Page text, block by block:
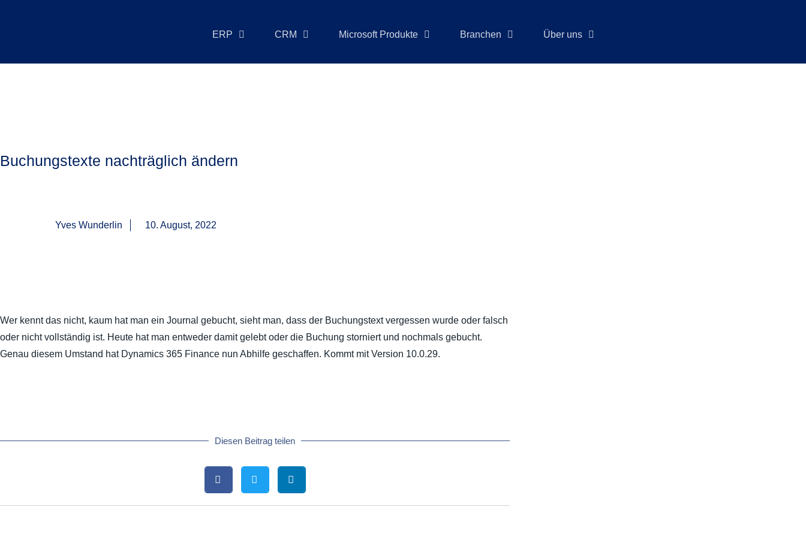
ERP CRM Microsoft Produkte Branchen Über uns
Buchungstexte nachträglich ändern
Yves Wunderlin 10. August, 2022
Wer kennt das nicht, kaum hat man ein Journal gebucht, sieht man, dass der Buchungstext vergessen wurde oder falsch
oder nicht vollständig ist. Heute hat man entweder damit gelebt oder die Buchung storniert und nochmals gebucht.
Genau diesem Umstand hat Dynamics 365 Finance nun Abhilfe geschaffen. Kommt mit Version 10.0.29.
Diesen Beitrag teilen